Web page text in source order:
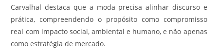
Carvalhal destaca que a moda precisa alinhar discurso e
prática, compreendendo o propósito como compromisso
real com impacto social, ambiental e humano, e não apenas
como estratégia de mercado.